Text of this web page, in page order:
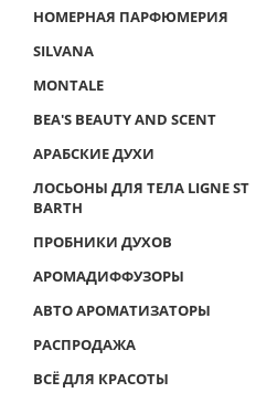
НОМЕРНАЯ ПАРФЮМЕРИЯ
SILVANA
MONTALE
BEA'S BEAUTY AND SCENT
АРАБСКИЕ ДУХИ
ЛОСЬОНЫ ДЛЯ ТЕЛА LIGNE ST
BARTH
ПРОБНИКИ ДУХОВ
АРОМАДИФФУЗОРЫ
АВТО АРОМАТИЗАТОРЫ
РАСПРОДАЖА
ВСЁ ДЛЯ КРАСОТЫ